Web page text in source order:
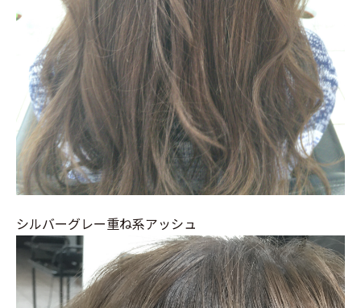
シルバーグレー重ね系アッシュ